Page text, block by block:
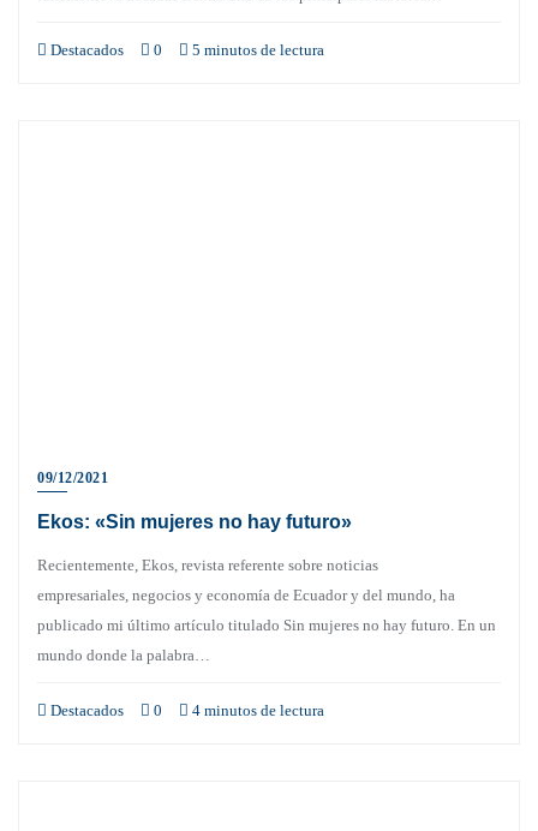
Destacados 0 5 minutos de lectura
09/12/2021
Ekos: «Sin mujeres no hay futuro»
Recientemente, Ekos, revista referente sobre noticias
empresariales, negocios y economía de Ecuador y del mundo, ha
publicado mi último artículo titulado Sin mujeres no hay futuro. En un
mundo donde la palabra…
Destacados 0 4 minutos de lectura